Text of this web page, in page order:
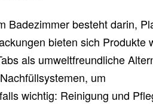
Badezimmer besteht darin,
bieten sich Produkte
als umweltfreundliche
um
wichtig: Reinigung und